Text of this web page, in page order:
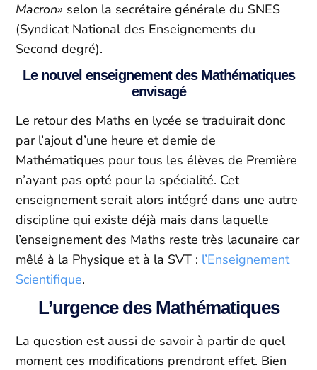
Macron» selon la secrétaire générale du SNES
(Syndicat National des Enseignements du
Second degré).
Le nouvel enseignement des Mathématiques
envisagé
Le retour des Maths en lycée se traduirait donc
par l’ajout d’une heure et demie de
Mathématiques pour tous les élèves de Première
n’ayant pas opté pour la spécialité. Cet
enseignement serait alors intégré dans une autre
discipline qui existe déjà mais dans laquelle
l’enseignement des Maths reste très lacunaire car
mêlé à la Physique et à la SVT : l’Enseignement
Scientifique.
L’urgence des Mathématiques
La question est aussi de savoir à partir de quel
moment ces modifications prendront effet. Bien